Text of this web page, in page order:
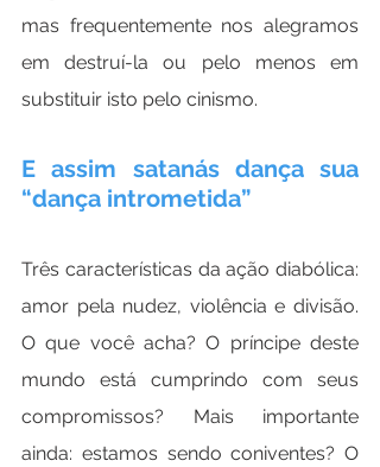
mas frequentemente nos alegramos
em destruí-la ou pelo menos em
substituir isto pelo cinismo.
E assim satanás dança sua
“dança intrometida”
Três características da ação diabólica:
amor pela nudez, violência e divisão.
O que você acha? O príncipe deste
mundo está cumprindo com seus
compromissos? Mais importante
ainda: estamos sendo coniventes? O